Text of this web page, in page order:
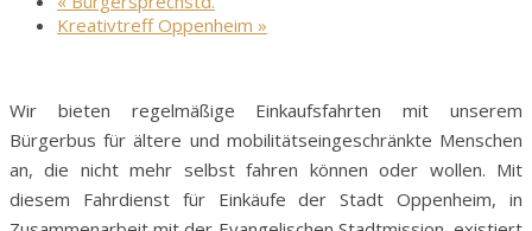
Kreativtreff Oppenheim »
Wir bieten regelmäßige Einkaufsfahrten mit unserem
Bürgerbus für ältere und mobilitätseingeschränkte Menschen
an, die nicht mehr selbst fahren können oder wollen. Mit
diesem Fahrdienst für Einkäufe der Stadt Oppenheim, in